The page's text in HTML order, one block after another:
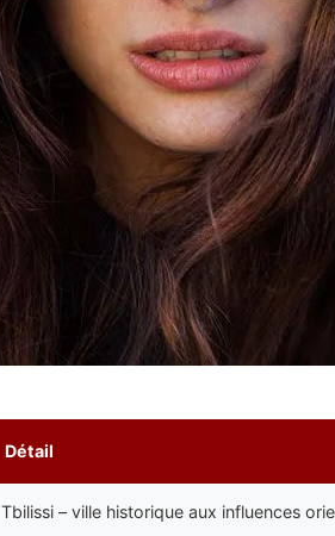
Détail
Tbilissi – ville historique aux influences